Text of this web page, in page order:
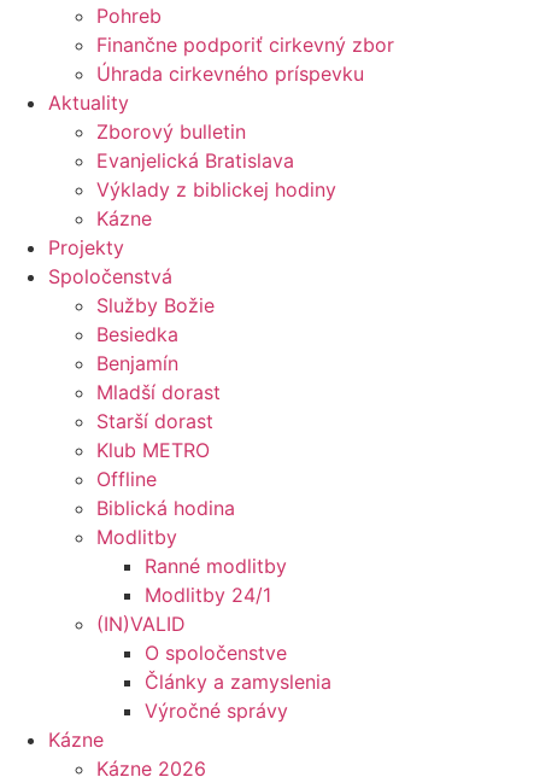
Pohreb
Finančne podporiť cirkevný zbor
Úhrada cirkevného príspevku
Aktuality
Zborový bulletin
Evanjelická Bratislava
Výklady z biblickej hodiny
Kázne
Projekty
Spoločenstvá
Služby Božie
Besiedka
Benjamín
Mladší dorast
Starší dorast
Klub METRO
Offline
Biblická hodina
Modlitby
Ranné modlitby
Modlitby 24/1
(IN)VALID
O spoločenstve
Články a zamyslenia
Výročné správy
Kázne
Kázne 2026